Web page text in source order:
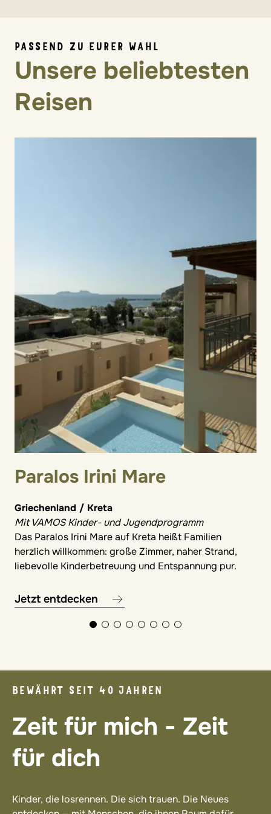
PASSEND ZU EURER WAHL
Unsere beliebtesten
Reisen
Paralos Irini Mare
Griechenland / Kreta
Mit VAMOS Kinder- und Jugendprogramm
Das Paralos Irini Mare auf Kreta heißt Familien
herzlich willkommen: große Zimmer, naher Strand,
liebevolle Kinderbetreuung und Entspannung pur.
Jetzt entdecken
BEWÄHRT SEIT 40 JAHREN
Zeit für mich - Zeit
für dich
Kinder, die losrennen. Die sich trauen. Die Neues